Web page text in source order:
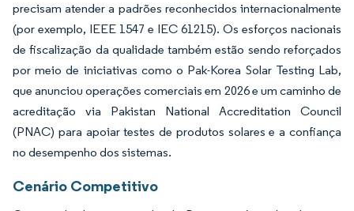
precisam atender a padrões reconhecidos internacionalmente
(por exemplo, IEEE 1547 e IEC 61215). Os esforços nacionais
de fiscalização da qualidade também estão sendo reforçados
por meio de iniciativas como o Pak-Korea Solar Testing Lab,
que anunciou operações comerciais em 2026 e um caminho de
acreditação via Pakistan National Accreditation Council
(PNAC) para apoiar testes de produtos solares e a confiança
no desempenho dos sistemas.
Cenário Competitivo